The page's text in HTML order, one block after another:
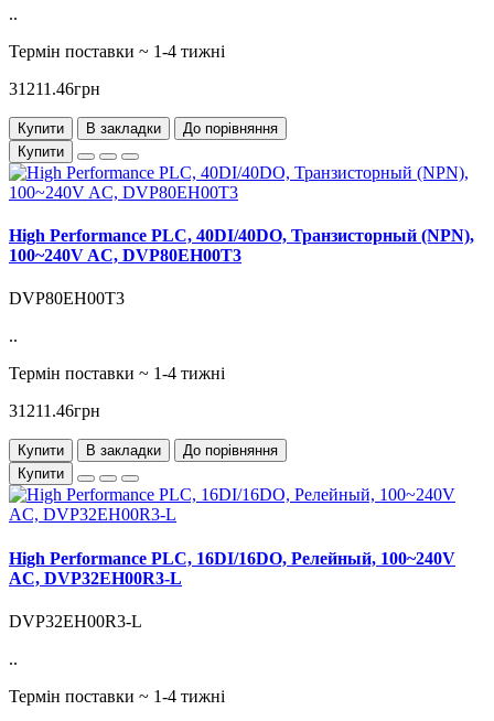
..
Термін поставки ~ 1-4 тижні
31211.46грн
Купити В закладки
До порівняння
Купити
High Performance PLC, 40DI/40DO, Транзисторный (NPN),
100~240V AC, DVP80EH00T3
DVP80EH00T3
..
Термін поставки ~ 1-4 тижні
31211.46грн
Купити В закладки
До порівняння
Купити
High Performance PLC, 16DI/16DO, Релейный, 100~240V
AC, DVP32EH00R3-L
DVP32EH00R3-L
..
Термін поставки ~ 1-4 тижні